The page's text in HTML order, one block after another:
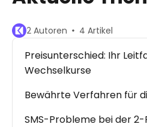
2 Autoren 4 Artikel
Preisunterschied: Ihr
Wechselkurse
Bewährte Verfahren für
SMS-Probleme bei der